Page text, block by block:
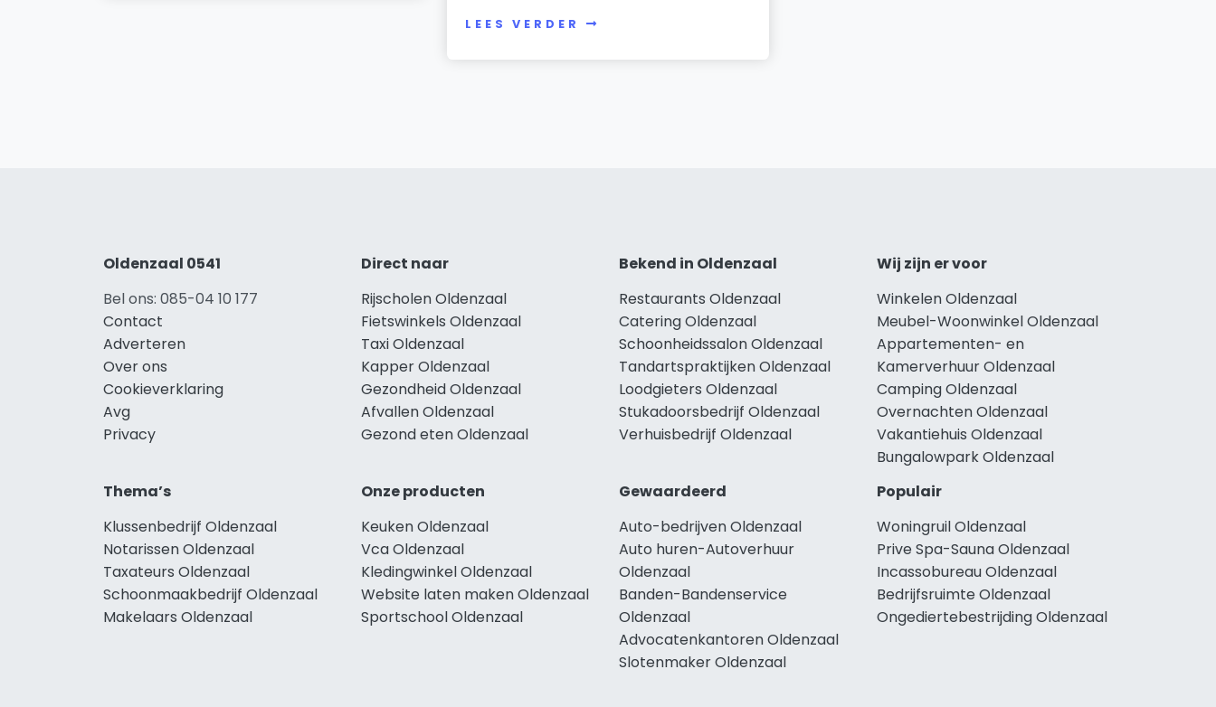
LEES VERDER
Oldenzaal 0541
Bel ons: 085-04 10 177
Contact
Adverteren
Over ons
Cookieverklaring
Avg
Privacy
Direct naar
Rijscholen Oldenzaal
Fietswinkels Oldenzaal
Taxi Oldenzaal
Kapper Oldenzaal
Gezondheid Oldenzaal
Afvallen Oldenzaal
Gezond eten Oldenzaal
Bekend in Oldenzaal
Restaurants Oldenzaal
Catering Oldenzaal
Schoonheidssalon Oldenzaal
Tandartspraktijken Oldenzaal
Loodgieters Oldenzaal
Stukadoorsbedrijf Oldenzaal
Verhuisbedrijf Oldenzaal
Wij zijn er voor
Winkelen Oldenzaal
Meubel-Woonwinkel Oldenzaal
Appartementen- en
Kamerverhuur Oldenzaal
Camping Oldenzaal
Overnachten Oldenzaal
Vakantiehuis Oldenzaal
Bungalowpark Oldenzaal
Thema’s
Klussenbedrijf Oldenzaal
Notarissen Oldenzaal
Taxateurs Oldenzaal
Schoonmaakbedrijf Oldenzaal
Makelaars Oldenzaal
Onze producten
Keuken Oldenzaal
Vca Oldenzaal
Kledingwinkel Oldenzaal
Website laten maken Oldenzaal
Sportschool Oldenzaal
Gewaardeerd
Auto-bedrijven Oldenzaal
Auto huren-Autoverhuur
Oldenzaal
Banden-Bandenservice
Oldenzaal
Advocatenkantoren Oldenzaal
Slotenmaker Oldenzaal
Populair
Woningruil Oldenzaal
Prive Spa-Sauna Oldenzaal
Incassobureau Oldenzaal
Bedrijfsruimte Oldenzaal
Ongediertebestrijding Oldenzaal